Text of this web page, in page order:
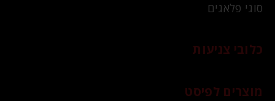
סוגי פלאגים
כלובי צניעות
מוצרים לפיסט